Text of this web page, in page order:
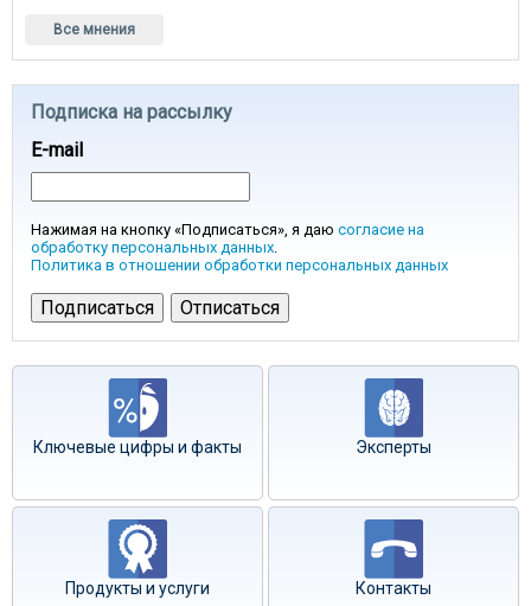
Все мнения
Подписка на рассылку
E-mail
Нажимая на кнопку «Подписаться», я даю согласие на
обработку персональных данных.
Политика в отношении обработки персональных данных
Ключевые цифры и факты Эксперты
Продукты и услуги Контакты